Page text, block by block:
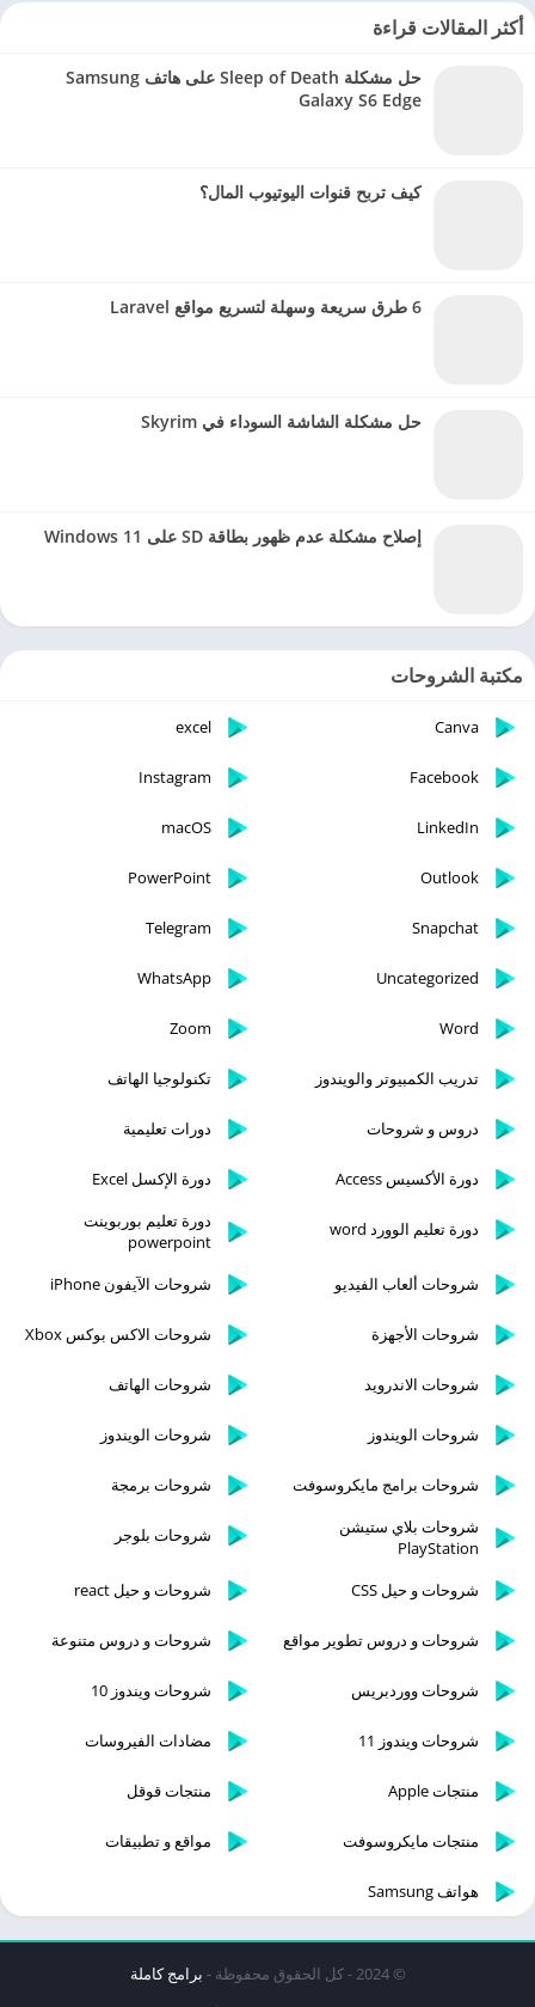
أكثر المقالات قراءة
حل مشكلة Sleep of Death على هاتف Samsung
Galaxy S6 Edge
كيف تربح قنوات اليوتيوب المال؟
6 طرق سريعة وسهلة لتسريع مواقع Laravel
حل مشكلة الشاشة السوداء في Skyrim
إصلاح مشكلة عدم ظهور بطاقة SD على Windows 11
مكتبة الشروحات
Canva
excel
Facebook
Instagram
LinkedIn
macOS
Outlook
PowerPoint
Snapchat
Telegram
Uncategorized
WhatsApp
Word
Zoom
تدريب الكمبيوتر والويندوز تكنولوجيا الهاتف
دروس و شروحات دورات تعليمية
دورة الأكسيس Access دورة الإكسل Excel
دورة تعليم الوورد word
دورة تعليم بوربوينت
powerpoint
شروحات ألعاب الفيديو
شروحات الآيفون iPhone
شروحات الأجهزة شروحات الاكس بوكس Xbox
شروحات الاندرويد شروحات الهاتف
شروحات الويندوز شروحات الويندوز
شروحات برامج مايكروسوفت
شروحات برمجة
شروحات بلاي ستيشن
PlayStation
شروحات بلوجر
شروحات و حيل CSS شروحات و حيل react
شروحات و دروس تطوير مواقع شروحات و دروس متنوعة
شروحات ووردبريس شروحات ويندوز 10
شروحات ويندوز 11 مضادات الفيروسات
منتجات Apple منتجات قوقل
منتجات مايكروسوفت مواقع و تطبيقات
هواتف Samsung
© 2024 - كل الحقوق محفوظة - برامج كاملة